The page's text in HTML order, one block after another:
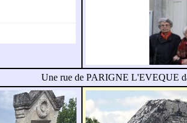
Une rue de PARIGNE L'EVEQUE